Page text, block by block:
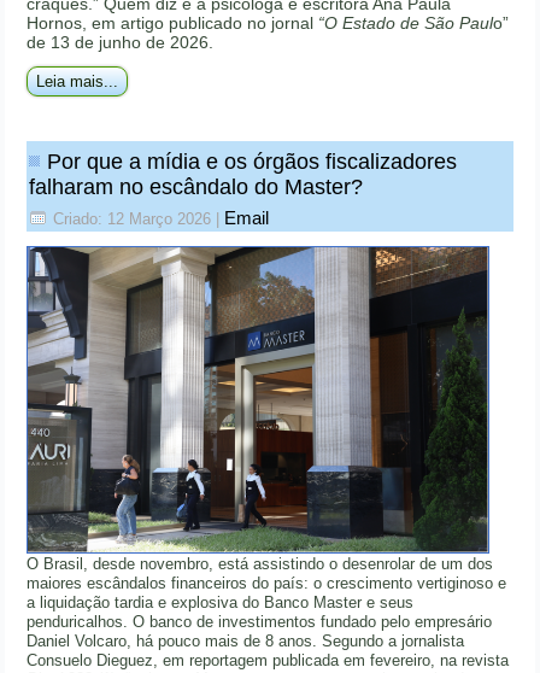
Hornos, em artigo publicado no jornal “O Estado de São Paulo”
de 13 de junho de 2026.
Leia mais...
Por que a mídia e os órgãos fiscalizadores
falharam no escândalo do Master?
Criado: 12 Março 2026 Email
O Brasil, desde novembro, está assistindo o desenrolar de um dos
maiores escândalos financeiros do país: o crescimento vertiginoso e
a liquidação tardia e explosiva do Banco Master e seus
penduricalhos. O banco de investimentos fundado pelo empresário
Daniel Volcaro, há pouco mais de 8 anos. Segundo a jornalista
Consuelo Dieguez, em reportagem publicada em fevereiro, na revista